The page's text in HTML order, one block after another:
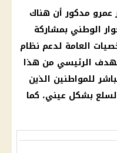
عمرو مدكور أن هناك
الوطني بمشاركة
العامة لدعم نظام
الرئيسي من هذا
للمواطنين الذين
بشكل عيني، كما